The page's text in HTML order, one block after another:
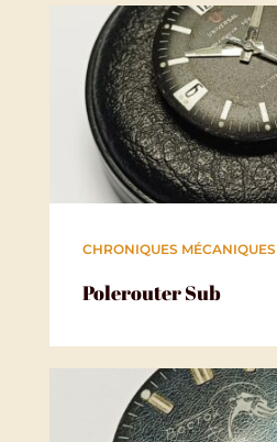
Zentra Perpetuum
Polerouter Sub
CHRONIQUES MÉCANIQUES